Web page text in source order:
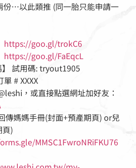
份…以此類推 (同一胎只能申請一
https://goo.gl/trokC6
https://goo.gl/FaEqcL
試用碼: tryout1905
# XXXX
，或直接點選網址加好友：
傳媽媽手冊(封面+預產期頁) or兒
)
MMSC1FwroNRiFKU76